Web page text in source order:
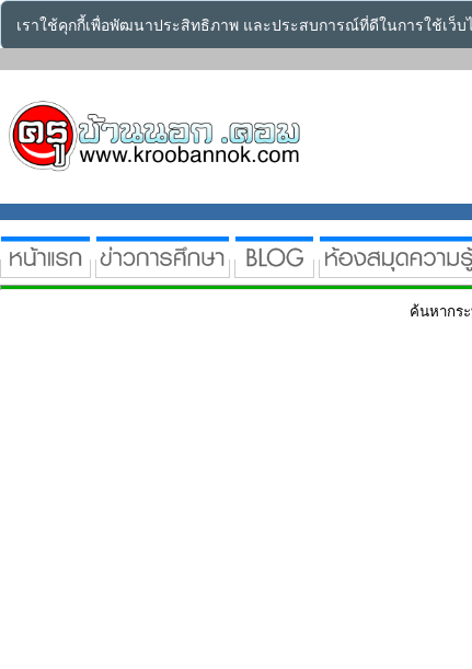
เราใช้คุกกี้เพื่อพัฒนาประสิทธิภาพ และประสบการณ์ที่ดีในการใช้เว็
ค้นหากร